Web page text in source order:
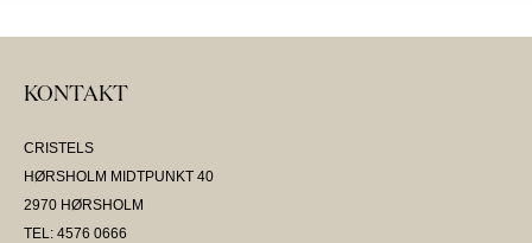
KONTAKT
CRISTELS
HØRSHOLM MIDTPUNKT 40
2970 HØRSHOLM
TEL: 4576 0666